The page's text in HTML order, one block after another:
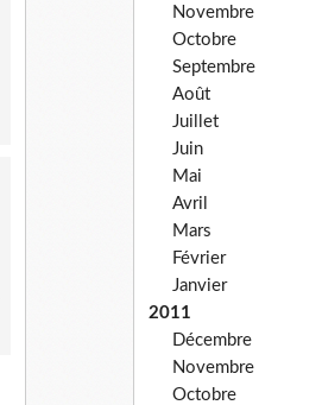
Novembre
Octobre
Septembre
Août
Juillet
Juin
Mai
Avril
Mars
Février
Janvier
2011
Décembre
Novembre
Octobre